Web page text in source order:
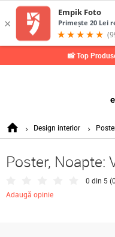
📸 Top
Design interior
Poster, Noapte:
0 din 5 (
Adaugă opinie